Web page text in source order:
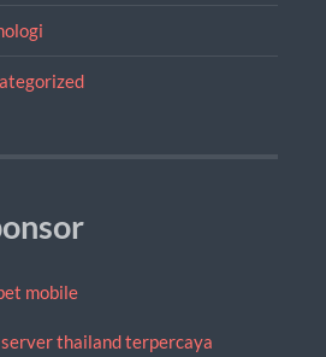
mobile
thailand terpercaya